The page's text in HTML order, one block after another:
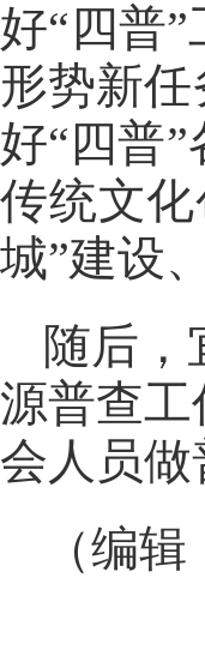
好“四普
形势新
好“四普
传统文
城”建设
随后
源普查
会人员做
（编